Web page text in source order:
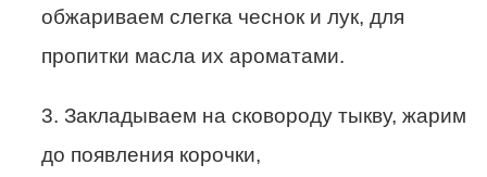
обжариваем слегка чеснок и лук, для
пропитки масла их ароматами.
3. Закладываем на сковороду тыкву, жарим
до появления корочки,